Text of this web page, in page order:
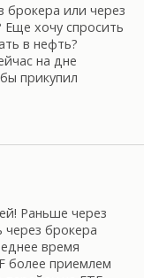
брокера или через
хочу спросить
в нефть?
на дне
прикупил
Раньше через
брокера
время
более приемлем